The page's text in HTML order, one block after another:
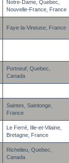
Notre-Dame, Quebec,
Nouvelle-France, France
Faye-la-Vineuse, France
Portneuf, Quebec,
Canada
Saintes, Saintonge,
France
Le Ferré, Ille-et-Vilaine,
Bretagne, France
Richelieu, Quebec,
Canada